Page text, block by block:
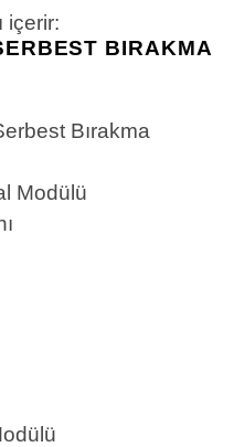
içerir:
BIRAKMA
Bırakma
Modülü